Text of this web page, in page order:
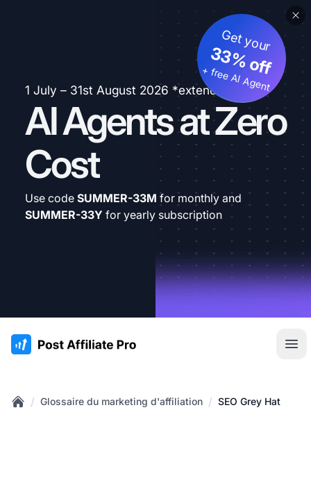
1 July – 31st August 2026 *extended
AI Agents at Zero
Cost
Get your
33% off
+ free AI Agent
Use code SUMMER-33M for monthly and
SUMMER-33Y for yearly subscription
:site.title
/ Glossaire du marketing d'affiliation / SEO Grey Hat